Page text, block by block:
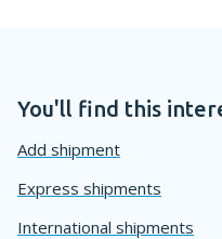
You'll find this
Add shipment
Express shipments
International shipments